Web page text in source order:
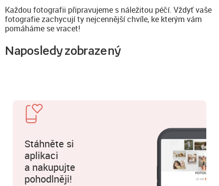
Každou fotografii připravujeme s náležitou péčí. Vždyť vaše
fotografie zachycují ty nejcennější chvíle, ke kterým vám
pomáháme se vracet!
Naposledy zobrazený
Stáhněte si
aplikaci
a nakupujte
pohodlněji!